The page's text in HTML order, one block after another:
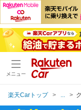
メニュー
楽天Carトップ